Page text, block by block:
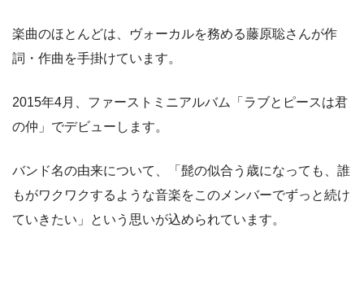
楽曲のほとんどは、ヴォーカルを務める藤原聡さんが作
詞・作曲を手掛けています。
2015年4月、ファーストミニアルバム「ラブとピースは君
の仲」でデビューします。
バンド名の由来について、「髭の似合う歳になっても、誰
もがワクワクするような音楽をこのメンバーでずっと続け
ていきたい」という思いが込められています。